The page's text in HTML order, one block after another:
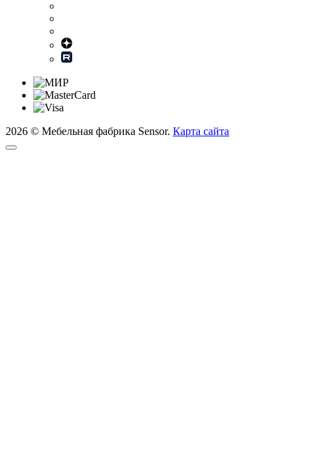
2026 © Мебельная фабрика Sensor. Карта сайта